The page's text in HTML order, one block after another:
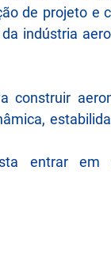
de projeto e
indústria
entrar em